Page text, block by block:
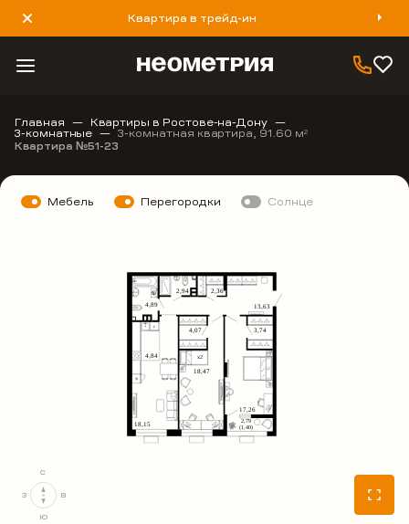
Квартира в трейд-ин
8 800 777 40 93
Главная Квартиры в Ростове-на-Дону
3-комнатные 3-комнатная квартира, 91.60 м2
Квартира №51-23
Мебель Перегородки Солнце
С
В
Ю
З